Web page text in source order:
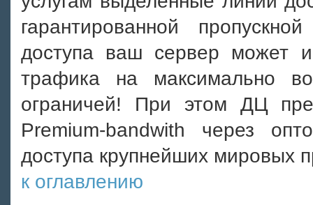
гарантированной
доступа ваш сервер может
трафика на максимально
ограничей! При этом ДЦ
Premium-bandwith через
доступа крупнейших мировых
к оглавлению